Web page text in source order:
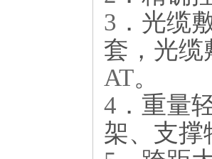
3 ．光缆
套，光缆
AT。
4 ．重量
架、支撑